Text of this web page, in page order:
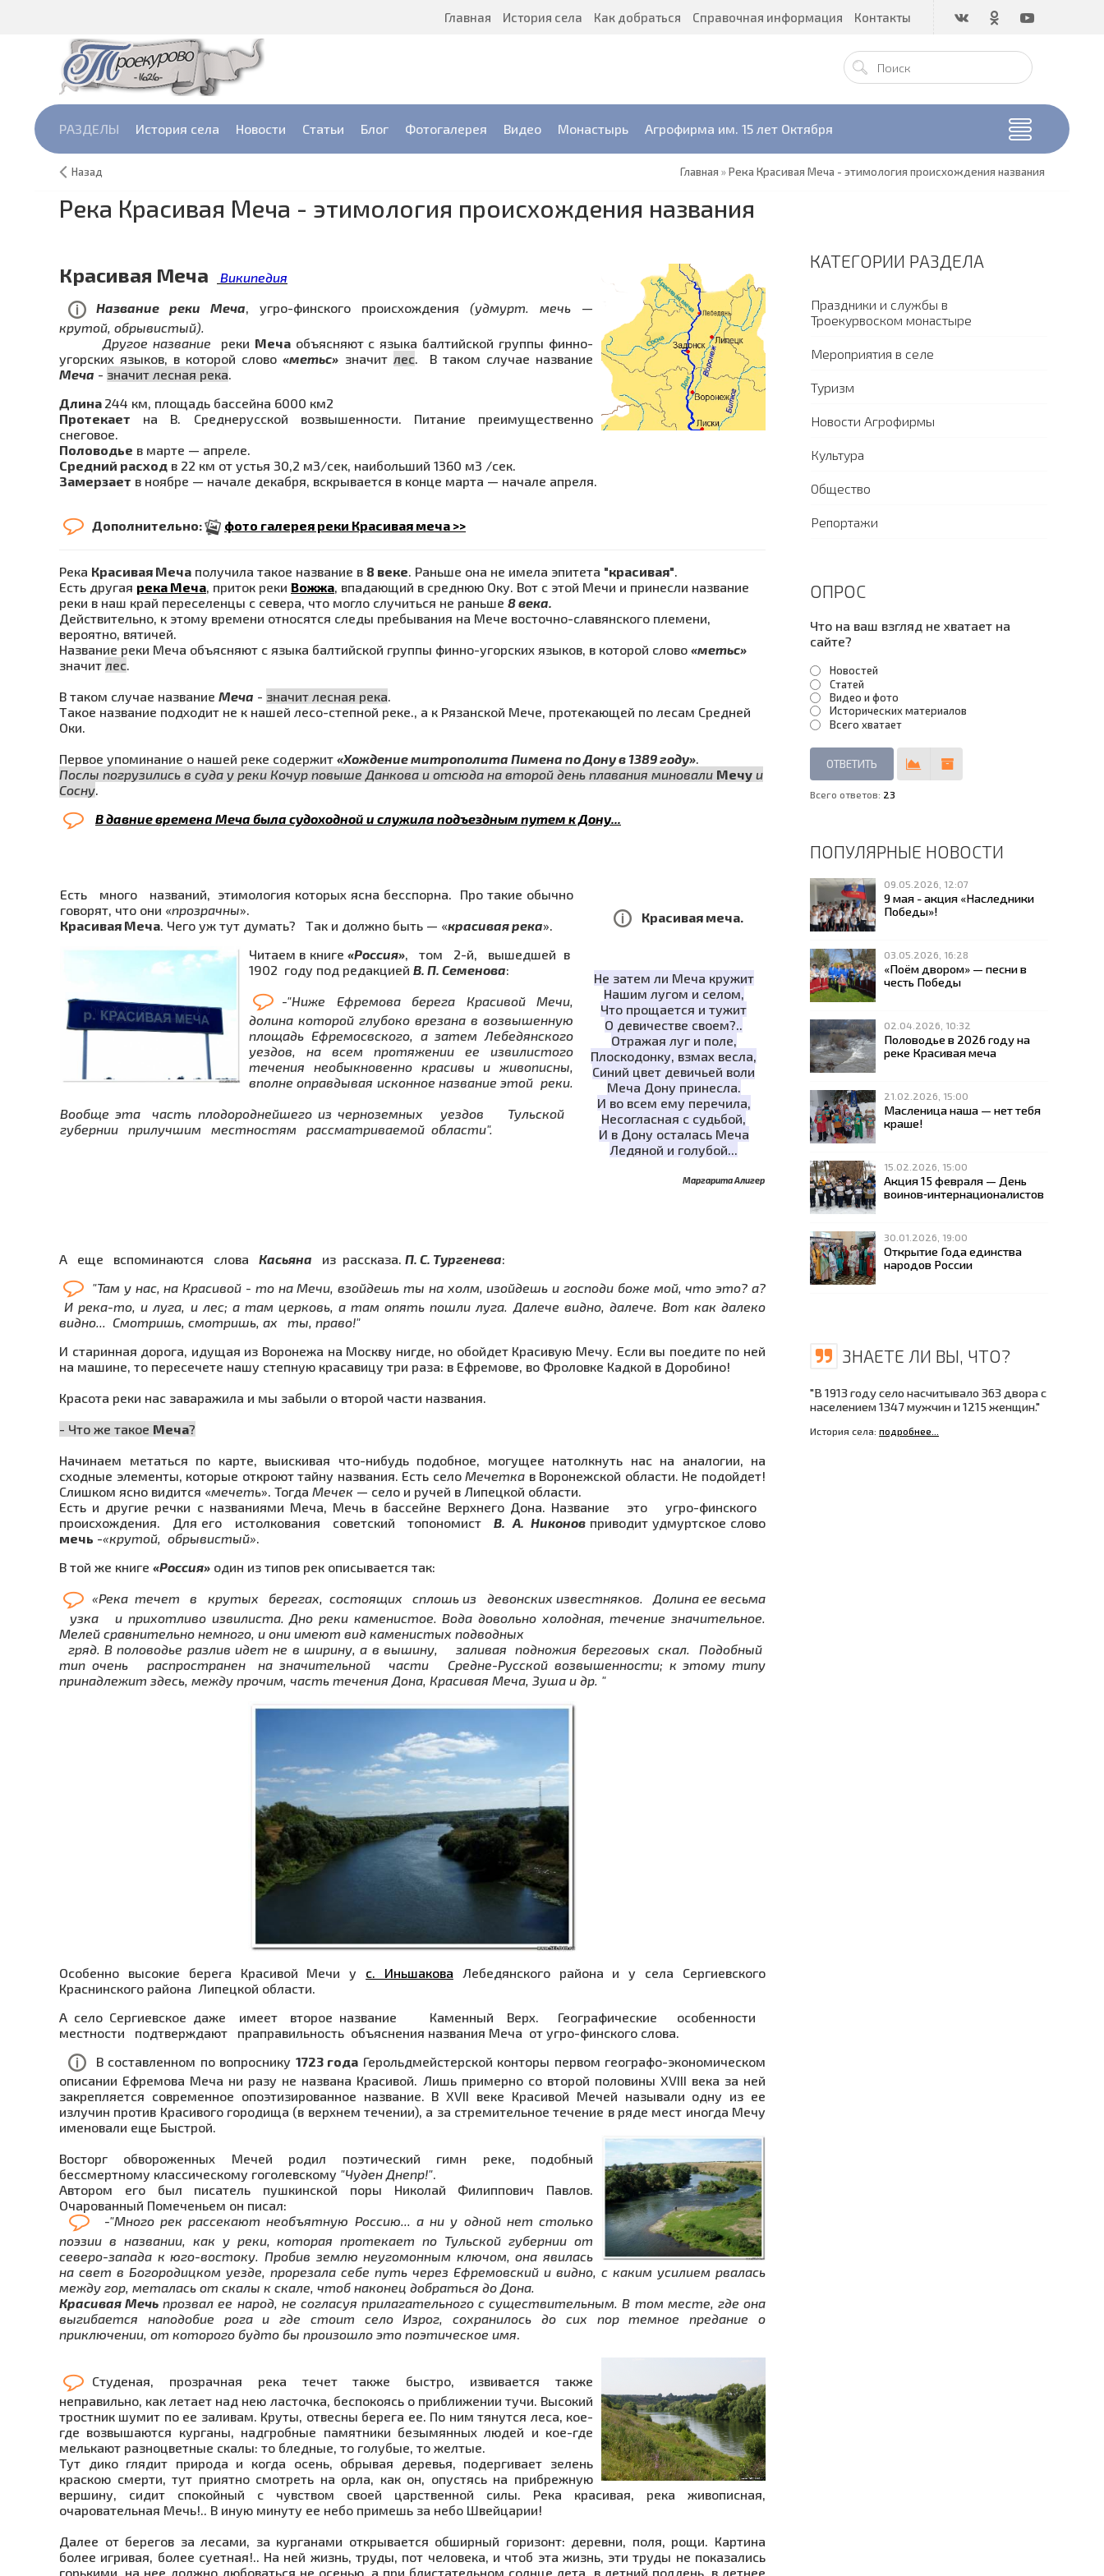
Главная История села Как добраться Справочная информация Контакты
РАЗДЕЛЫ История села Новости Cтатьи Блог Фотогалерея Видео Монастырь Агрофирма им. 15 лет Октября
Назад Главная »Река Красивая Меча - этимология происхождения названия
Река Красивая Меча - этимология происхождения названия
Красивая Меча
Википедия
Название реки Меча, угро-финского происхождения (удмурт. мечь —
крутой, обрывистый).
Другое название реки Мечаобъясняют с языка балтийской группы финно-
угорских языков, в которой слово«метьс» значит лес. В таком случае название
Меча - значит лесная река
Длина 244 км, площадь бассейна 6000 км2
Протекает на В. Среднерусской возвышенности. Питание преимущественно
снеговое.
Половодье в марте — апреле.
Средний расход в 22 км от устья 30,2 м3/сек, наибольший 1360 м3 /сек.
Замерзает в ноябре — начале декабря, вскрывается в конце марта — начале апреля.
Дополнительно: фото галерея реки Красивая меча >>
Река Красивая Меча получила такое название в 8 веке. Раньше она не имела эпитета "красивая".
Есть другая река Меча, приток реки Вожжа, впадающий в среднюю Оку. Вот с этой Мечи и принесли название
реки в наш край переселенцы с севера, что могло случиться не раньше 8 века.
Действительно, к этому времени относятся следы пребывания на Мече восточно-славянского племени,
вероятно, вятичей.
Название реки Меча объясняют с языка балтийской группы финно-угорских языков, в которой слово «метьс»
значит лес.
В таком случае название Меча - значит лесная река.
Такое название подходит не к нашей лесо-степной реке., а к Рязанской Мече, протекающей по лесам Средней
Оки.
Первое упоминание о нашей реке содержит «Хождение митрополита Пимена по Дону в 1389 году».
Послы погрузились в суда у реки Кочур повыше Данкова и отсюда на второй день плавания миновали Мечу и
Сосну.
В давние времена Меча была судоходной и служила подъездным путем к Дону...
Есть много названий, этимология которых ясна бесспорна. Про такие обычно
говорят, что они «проз­рачны».
Красивая Меча . Чего уж тут думать? Так и должно быть — «красивая река».
Читаем в книге«Рос­сия» , том 2-й, вышедшей в
1902 году под редакцией В. П. Семенова:
-"Ниже Ефремова берега Красивой Мечи,
долина ко­торой глубоко врезана в возвышенную
площадь Ефремосвского, а затем Лебедянского
уездов, на всем про­тяжении ее извилистого
течения необыкновенно красивы и живописны,
вполне оправдывая исконное название этой реки.
Вообще эта часть плодороднейшего из черноземных уездов Тульской
губернии прилучшим местностям рассматриваемой области".
Красивая меча.
Не затем ли Меча кружит
Нашим лугом и селом,
Что прощается и тужит
О девичестве своем?..
Отражая луг и поле,
Плоскодонку, взмах весла,
Синий цвет девичьей воли
Меча Дону принесла.
И во всем ему перечила,
Несогласная с судьбой,
И в Дону осталась Меча
Ледяной и голубой...
Маргарита Алигер
А еще вспоминаются слова Касьяна из рассказа. П. С. Тургенева:
"Там у нас, на Красивой - то на Мечи, взойдешь ты на холм, изойдешь и господи боже мой, что это? а?
И река-то, и луга, и лес; а там церковь, а там опять пошли луга. Далече видно, далече. Вот как далеко
видно... Смотришь, смотришь, ах ты, право!"
И старинная дорога, идущая из Воронежа на Москву нигде, но обойдет Красивую Мечу. Если вы поедите по ней
на машине, то пересечете нашу степную красавицу три раза: в Ефремове, во Фроловке Кадкой в Доробино!
Красота реки нас заваражила и мы забыли о второй части названия.
- Что же такое Меча?
Начинаем метаться по карте, выискивая что-нибудь подоб­ное, могущее натолкнуть нас на аналогии, на
сходные элементы, которые откроют тайну названия. Есть селоМечетка в Воронежской области. Не подойдет!
Слиш­ком ясно видится «мечеть». Тогда Мечек — село и ру­чей в Липецкой области.
Есть и другие речки с назва­ниями Меча, Мечь в бассейне Верхнего Дона. Название это угро-финского
происхождения. Для его истолкования советский топономистВ. А. Нико­новприводит удмуртское слово
мечь -«крутой, обры­вистый».
В той же книге «Россия» один из типов рек описывается так:
«Река течет в крутых берегах, состоящих сплошь из девонских известняков. Долина ее весьма
узка и прихотливо извилиста. Дно реки каменистое. Вода до­вольно холодная, течение значительное.
Мелей сравни­тельно немного, и они имеют вид каменистых подводных
гряд. В половодье разлив идет не в ширину, а в выши­ну, заливая подножия береговых скал. Подобный
тип очень распространен на значительной части Средне-Русской возвышенности; к этому типу
принадлежит здесь, между прочим, часть течения Дона, Красивая Меча, Зуша и др. "
Особенно высокие берега Красивой Мечи у с. Иньшакова Лебедянского района и у села Сергиевского
Краснинского района Липецкой области.
А село Сергиевское да­же имеет второе название Каменный Верх. Географические особенности
местности подтверждают пра­правильность объяснения названия Меча от угро-финско­го слова.
В составленном по вопроснику 1723 года Герольдмейстерской конторы первом географо-экономическом
описании Ефремова Меча ни разу не названа Красивой. Лишь примерно со второй половины XVIII века за ней
закрепляется современное опоэтизированное название. В XVII веке Красивой Мечей называли одну из ее
излучин против Красивого городища (в верхнем течении), а за стремительное течение в ряде мест иногда Мечу
именовали еще Быстрой.
Восторг обвороженных Мечей родил поэтический гимн реке, подобный
бессмертному классическому гоголевскому "Чуден Днепр!".
Автором его был писатель пушкинской поры Николай Филиппович Павлов.
Очарованный Помеченьем он писал:
-"Много рек рассекают необъятную Россию... а ни у одной нет столько
поэзии в названии, как у реки, которая протекает по Тульской губернии от
северо-запада к юго-востоку. Пробив землю неугомонным ключом, она явилась
на свет в Богородицком уезде, прорезала себе путь через Ефремовский и видно, с каким усилием рвалась
между гор, металась от скалы к скале, чтоб наконец добраться до Дона.
Красивая Мечь прозвал ее народ, не согласуя прилагательного с существительным. В том месте, где она
выгибается наподобие рога и где стоит село Изрог, сохранилось до сих пор темное предание о
приключении, от которого будто бы произошло это поэтическое имя.
Студеная, прозрачная река течет также быстро, извивается также
неправильно, как летает над нею ласточка, беспокоясь о приближении тучи. Высокий
тростник шумит по ее заливам. Круты, отвесны берега ее. По ним тянутся леса, кое-
где возвышаются курганы, надгробные памятники безымянных людей и кое-где
мелькают разноцветные скалы: то бледные, то голубые, то желтые.
Тут дико глядит природа и когда осень, обрывая деревья, подергивает зелень
краскою смерти, тут приятно смотреть на орла, как он, опустясь на прибрежную
вершину, сидит спокойный с чувством своей царственной силы. Река красивая, река живописная,
очаровательная Мечь!.. В иную минуту ее небо примешь за небо Швейцарии!
Далее от берегов за лесами, за курганами открывается обширный горизонт: деревни, поля, рощи. Картина
более игривая, более суетная!.. На ней жизнь, труды, пот человека, и чтоб эта жизнь, эти труды не показались
горькими, на нее должно любоваться не осенью, а при блистательном солнце лета, в летний полдень, в летнее
КАТЕГОРИИ РАЗДЕЛА
Праздники и службы в
Троекурвоском монастыре
Мероприятия в селе
Туризм
Новости Агрофирмы
Культура
Общество
Репортажи
ОПРОС
Что на ваш взгляд не хватает на
сайте?
Новостей
Статей
Видео и фото
Исторических материалов
Всего хватает
Всего ответов: 23
ПОПУЛЯРНЫЕ НОВОСТИ
09.05.2026, 12:07
9 мая - акция «Наследники
Победы»!
03.05.2026, 16:28
«Поём двором» — песни в
честь Победы
02.04.2026, 10:32
Половодье в 2026 году на
реке Красивая меча
21.02.2026, 15:00
Масленица наша — нет тебя
краше!
15.02.2026, 15:00
Акция 15 февраля — День
воинов‑интернационалистов
30.01.2026, 19:00
Открытие Года единства
народов России
ЗНАЕТЕ ЛИ ВЫ, ЧТО?
"В 1913 году село насчитывало 363 двора с
населением 1347 мужчин и 1215 женщин."
История села: подробнее...